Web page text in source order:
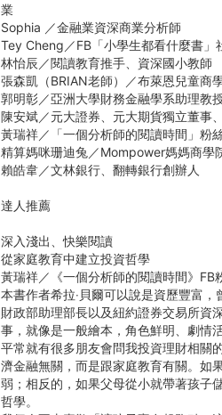
業
Sophia ／金融業資深商業分析師
Tey Cheng／FB「小學生都看什麼書」
林怡辰／閱讀教育推手、資深國小教師
張森凱（BRIAN老師）／布萊恩兒童商
郭明彰／亞洲大學財務金融學系助理教
陳安斌／元大證券、元大期貨獨立董事
黃瑞祥／「一個分析師的閱讀時間」粉
精算媽咪珊迪兔／Mompower媽媽商學
賴皓韋／文林銀行、翻轉銀行創辦人
達人推薦
深入淺出、快樂閱讀
從家庭教育中建立投資哲學
黃瑞祥／《一個分析師的閱讀時間》
本書作者希拉‧貝爾可以說是資歷豐富
財政部助理部長以及紐約證券交易所資
事，就像是一般繪本，角色鮮明、劇情
平常就有很多朋友會問我投資理財相關
濟金融無關，而是跟家庭教育有關。如
弱；相反的，如果父母從小就帶著孩子
哲學。